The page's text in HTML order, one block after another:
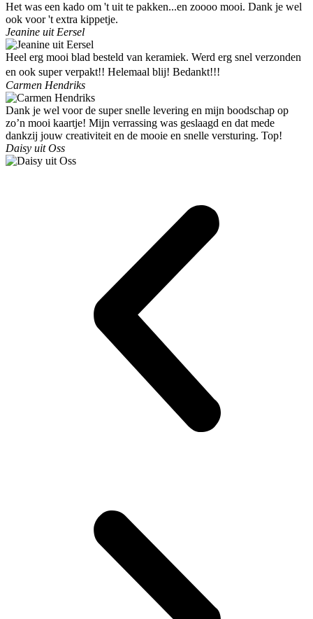
Het was een kado om 't uit te pakken...en zoooo mooi. Dank je wel
ook voor 't extra kippetje.
Jeanine uit Eersel
Heel erg mooi blad besteld van keramiek. Werd erg snel verzonden
en ook super verpakt!! Helemaal blij! Bedankt!!!
Carmen Hendriks
Dank je wel voor de super snelle levering en mijn boodschap op
zo’n mooi kaartje! Mijn verrassing was geslaagd en dat mede
dankzij jouw creativiteit en de mooie en snelle versturing. Top!
Daisy uit Oss